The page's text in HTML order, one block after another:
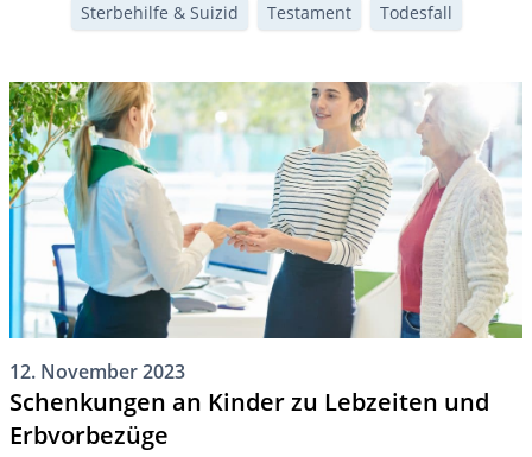
Sterbehilfe & Suizid
Testament Todesfall
12. November 2023
Schenkungen an Kinder zu Lebzeiten und
Erbvorbezüge